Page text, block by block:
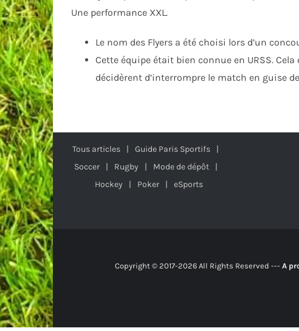
Une performance XXL.
Le nom des Flyers a été choisi lors d’un
Cette équipe était bien connue en URSS.
décidèrent d’interrompre le match en guise
Tous articles
Guide Paris Sportifs
Soccer
Rugby
Mode de dépôt
Hockey
Poker eSports
Copyright © 2017-2026 All Rights Reserved --- A